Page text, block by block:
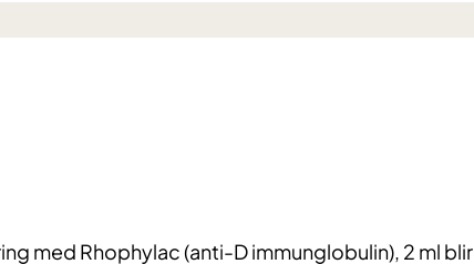
med Rhophylac (anti-D immunglobulin), 2 ml blir